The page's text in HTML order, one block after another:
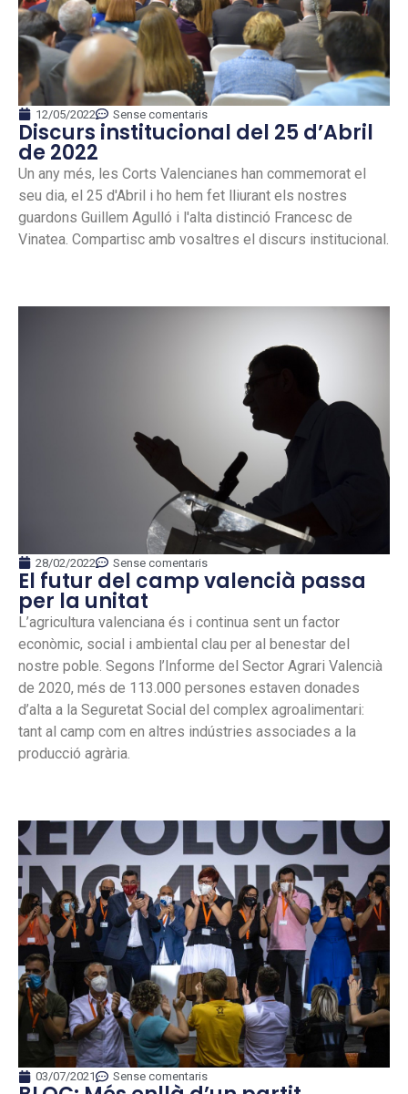
12/05/2022 Sense comentaris
Discurs institucional del 25 d’Abril
de 2022
Un any més, les Corts Valencianes han commemorat el
seu dia, el 25 d'Abril i ho hem fet lliurant els nostres
guardons Guillem Agulló i l'alta distinció Francesc de
Vinatea. Compartisc amb vosaltres el discurs institucional.
28/02/2022 Sense comentaris
El futur del camp valencià passa
per la unitat
L’agricultura valenciana és i continua sent un factor
econòmic, social i ambiental clau per al benestar del
nostre poble. Segons l’Informe del Sector Agrari Valencià
de 2020, més de 113.000 persones estaven donades
d’alta a la Seguretat Social del complex agroalimentari:
tant al camp com en altres indústries associades a la
producció agrària.
03/07/2021 Sense comentaris